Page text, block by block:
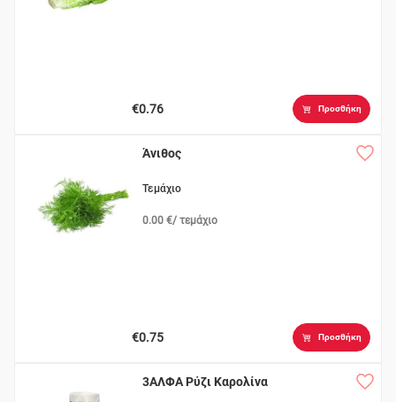
€0.76 Προσθήκη
Άνιθος
Τεμάχιο
0.00 €/ τεμάχιο
€0.75 Προσθήκη
3ΑΛΦΑ Ρύζι Καρολίνα